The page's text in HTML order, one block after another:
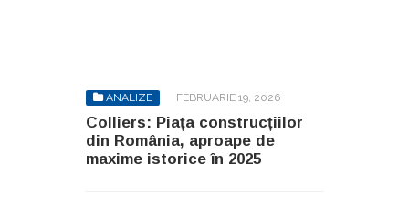
ANALIZE FEBRUARIE 19, 2026
Colliers: Piața construcțiilor
din România, aproape de
maxime istorice în 2025